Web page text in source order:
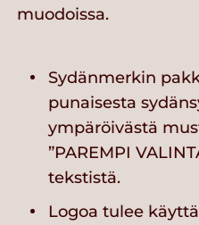
muodoissa.
Sydänmerkin
punaisesta
ympäröivästä
”PAREMPI
tekstistä.
Logoa tulee